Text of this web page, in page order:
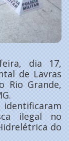
dia 17,
de Lavras
Rio Grande,
ilegal no
do